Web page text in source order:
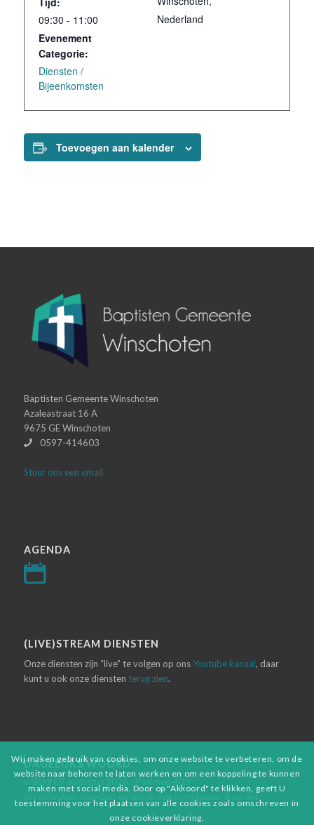
09:30 - 11:00
Evenement
Categorie:
Diensten /
Bijeenkomsten
Nederland
Toevoegen aan kalender
Baptisten Gemeente Winschoten
Azaleastraat 16 A
9675 GE Winschoten
0597-414603
Stuur ons een email
AGENDA
(LIVE)STREAM DIENSTEN
Onze diensten zijn “live” te volgen op onsYoutube kanaal, daar
kunt u ook onze diensten terug zien.
DAGELIJKS WOORD
Wij maken gebruik van cookies, om onze website te verbeteren, om de
website naar behoren te laten werken en om een koppeling te kunnen
maken met social media. Door op "Akkoord" te klikken, geeft U
toestemming voor het plaatsen van alle cookies zoals omschreven in
onze cookieverklaring.